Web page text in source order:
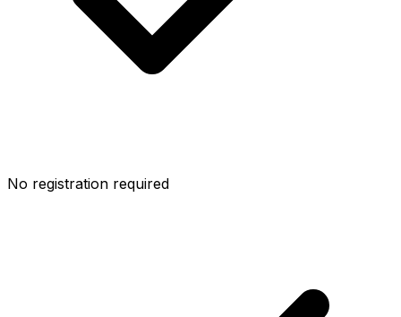
No registration required